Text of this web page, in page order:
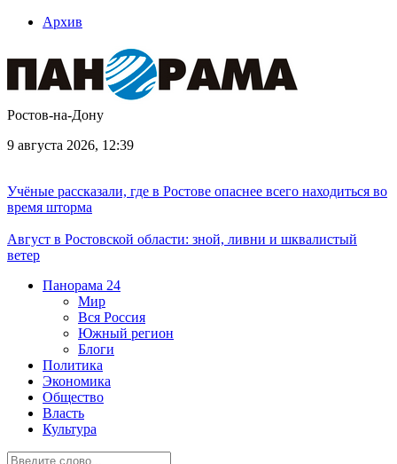
Архив
Ростов-на-Дону
9 августа 2026, 12:39
Учёные рассказали, где в Ростове опаснее всего находиться во
время шторма
Август в Ростовской области: зной, ливни и шквалистый
ветер
Панорама 24
Мир
Вся Россия
Южный регион
Блоги
Политика
Экономика
Общество
Власть
Культура